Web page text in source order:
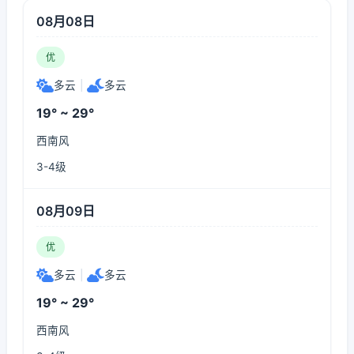
08月08日
优
多云 多云
19° ~ 29°
西南风
3-4级
08月09日
优
多云 多云
19° ~ 29°
西南风